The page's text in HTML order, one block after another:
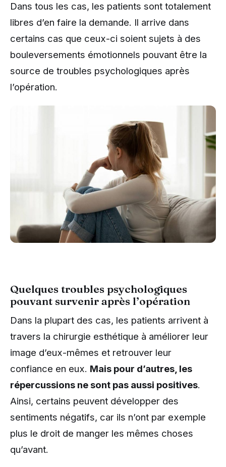
Dans tous les cas, les patients sont totalement
libres d’en faire la demande. Il arrive dans
certains cas que ceux-ci soient sujets à des
bouleversements émotionnels pouvant être la
source de troubles psychologiques après
l’opération.
Quelques troubles psychologiques
pouvant survenir après l’opération
Dans la plupart des cas, les patients arrivent à
travers la chirurgie esthétique à améliorer leur
image d’eux-mêmes et retrouver leur
confiance en eux. Mais pour d’autres, les
répercussions ne sont pas aussi positives.
Ainsi, certains peuvent développer des
sentiments négatifs, car ils n’ont par exemple
plus le droit de manger les mêmes choses
qu’avant.